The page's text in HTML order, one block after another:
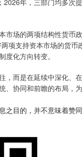
年，三部门均多次
场的两项结构性货币
项支持资本市场的货币
化方向转变。
而是在延续中深化、
协同和前瞻的布局，
之目的，并不意味着赞